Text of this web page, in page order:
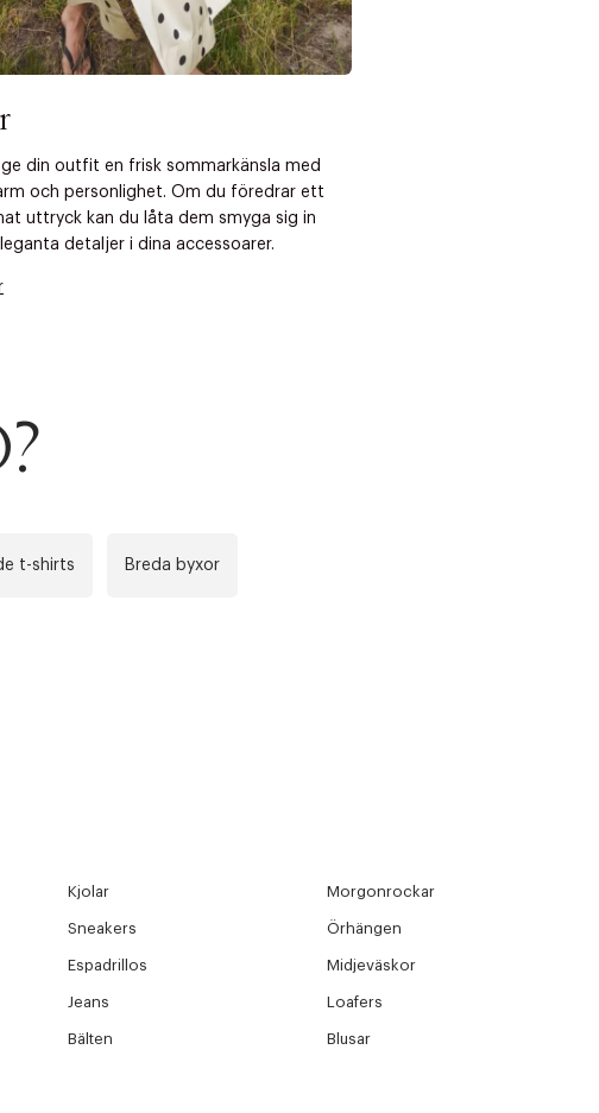
ge din outfit en frisk sommarkänsla med
och personlighet. Om du föredrar ett
uttryck kan du låta dem smyga sig in
detaljer i dina accessoarer.
t-shirts Breda byxor
Kjolar Morgonrockar
Sneakers Örhängen
Espadrillos Midjeväskor
Jeans Loafers
Bälten Blusar